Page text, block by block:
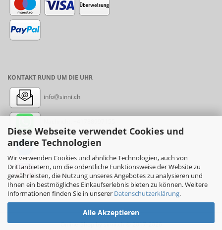
Diese Webseite verwendet Cookies und
andere Technologien
Wir verwenden Cookies und ähnliche Technologien, auch von
Drittanbietern, um die ordentliche Funktionsweise der Website zu
gewährleisten, die Nutzung unseres Angebotes zu analysieren und
Ihnen ein bestmögliches Einkaufserlebnis bieten zu können. Weitere
Informationen finden Sie in unserer Datenschutzerklärung.
Alle Akzeptieren
KONTAKT RUND UM DIE UHR
info@sinni.ch
Messenger: sinni.ch
Instagram: sinni_ch
Online-Shopby sinni.ch © 2017-2026